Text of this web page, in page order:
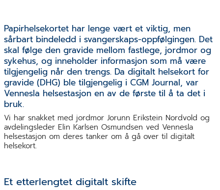
Papirhelsekortet har lenge vært et viktig, men
sårbart bindeledd i svangerskaps-oppfølgingen. Det
skal følge den gravide mellom fastlege, jordmor og
sykehus, og inneholder informasjon som må være
tilgjengelig når den trengs. Da digitalt helsekort for
gravide (DHG) ble tilgjengelig i CGM Journal, var
Vennesla helsestasjon en av de første til å ta det i
bruk.
Vi har snakket med jordmor Jorunn Erikstein Nordvold og
avdelingsleder Elin Karlsen Osmundsen ved Vennesla
helsestasjon om deres tanker om å gå over til digitalt
helsekort.
Et etterlengtet digitalt skifte